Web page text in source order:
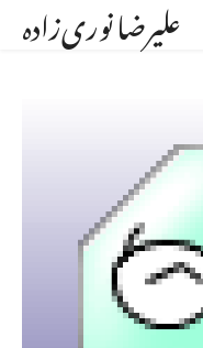
علیرضا نوری‌زاده